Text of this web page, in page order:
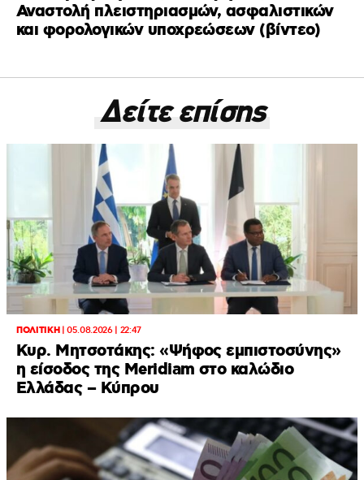
Αναστολή πλειστηριασμών, ασφαλιστικών
και φορολογικών υποχρεώσεων (βίντεο)
Δείτε επίσης
ΠΟΛΙΤΙΚΗ|05.08.2026 | 22:47
Κυρ. Μητσοτάκης: «Ψήφος εμπιστοσύνης»
η είσοδος της Meridiam στο καλώδιο
Ελλάδας – Κύπρου